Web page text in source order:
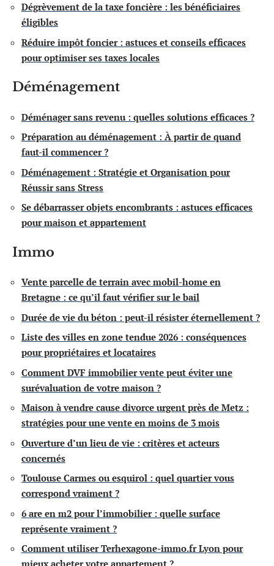
Dégrèvement de la taxe foncière : les bénéficiaires
éligibles
Réduire impôt foncier : astuces et conseils efficaces
pour optimiser ses taxes locales
Déménagement
Déménager sans revenu : quelles solutions efficaces ?
Préparation au déménagement : À partir de quand
faut-il commencer ?
Déménagement : Stratégie et Organisation pour
Réussir sans Stress
Se débarrasser objets encombrants : astuces efficaces
pour maison et appartement
Immo
Vente parcelle de terrain avec mobil-home en
Bretagne : ce qu’il faut vérifier sur le bail
Durée de vie du béton : peut-il résister éternellement ?
Liste des villes en zone tendue 2026 : conséquences
pour propriétaires et locataires
Comment DVF immobilier vente peut éviter une
surévaluation de votre maison ?
Maison à vendre cause divorce urgent près de Metz :
stratégies pour une vente en moins de 3 mois
Ouverture d’un lieu de vie : critères et acteurs
concernés
Toulouse Carmes ou esquirol : quel quartier vous
correspond vraiment ?
6 are en m2 pour l’immobilier : quelle surface
représente vraiment ?
Comment utiliser Terhexagone-immo.fr Lyon pour
mieux acheter votre appartement ?